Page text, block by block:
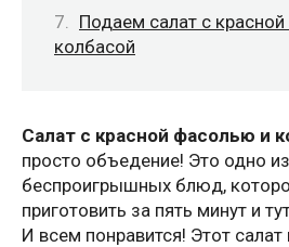
Подаем салат с
колбасой
Салат с красной фасолью и
просто объедение! Это одно
беспроигрышных блюд,
приготовить за пять минут и
И всем понравится! Этот